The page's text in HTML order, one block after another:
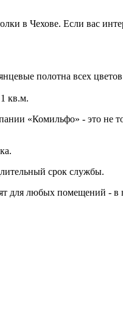
в Чехове. Если вас
полотна всех цветов
кв.м.
«Комильфо» - это не
срок службы.
для любых помещений -